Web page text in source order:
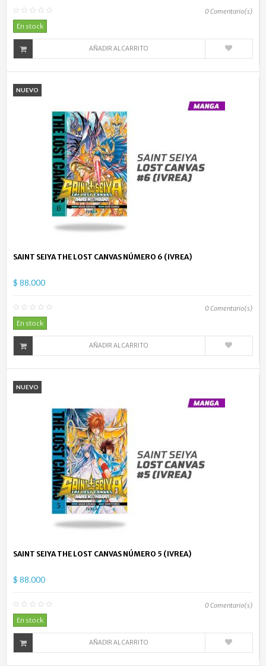
0Comentario(s)
En stock
AÑADIR AL CARRITO
NUEVO
SAINT SEIYA THE LOST CANVAS NÚMERO 6 (IVREA)
$ 88.000
0Comentario(s)
En stock
AÑADIR AL CARRITO
NUEVO
SAINT SEIYA THE LOST CANVAS NÚMERO 5 (IVREA)
$ 88.000
0Comentario(s)
En stock
AÑADIR AL CARRITO